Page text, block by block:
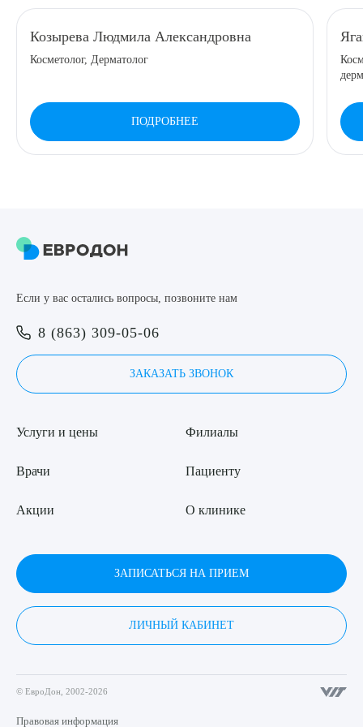
8 (863) 309-05-06
ЗАПИСЬ ОНЛАЙН
Козырева Людмила Александровна
Косметолог, Дерматолог
ПОДРОБНЕЕ
Если у вас остались вопросы, позвоните нам
8 (863) 309-05-06
ЗАКАЗАТЬ ЗВОНОК
Услуги и цены
Врачи
Акции
Филиалы
Пациенту
О клинике
ЗАПИСАТЬСЯ НА ПРИЕМ
ЛИЧНЫЙ КАБИНЕТ
© ЕвроДон, 2002-2026
Правовая информация
Я даю согласие на